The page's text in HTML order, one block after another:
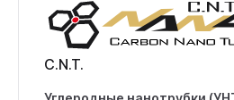
C.N.T.